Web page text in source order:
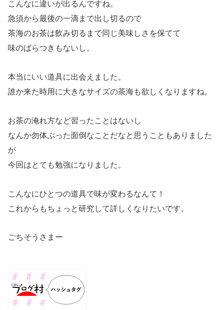
こんなに違いが出るんですね。
急須から最後の一滴まで出し切るので
茶海のお茶は飲み切るまで同じ美味しさを保てて
味のばらつきもないし。
本当にいい道具に出会えました。
誰か来た時用に大きなサイズの茶海も欲しくなりますね。
お茶の淹れ方など習ったことはないし
なんか勿体ぶった面倒なことだなと思うこともありました
が
今回はとても勉強になりました。
こんなにひとつの道具で味が変わるなんて！
これからもちょっと研究して詳しくなりたいです。
ごちそうさまー